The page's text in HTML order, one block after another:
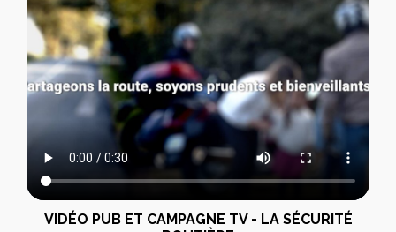
VIDÉO PUB ET CAMPAGNE TV - LA SÉCURITÉ